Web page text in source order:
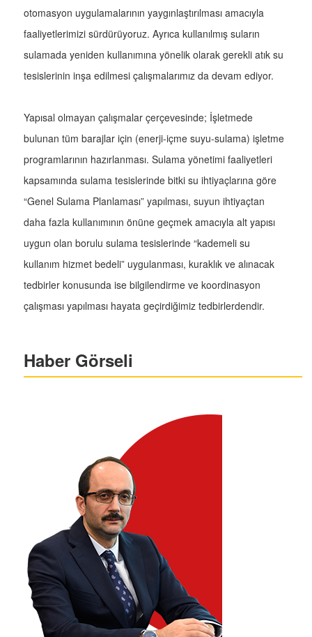
otomasyon uygulamalarının yaygınlaştırılması amacıyla
faaliyetlerimizi sürdürüyoruz. Ayrıca kullanılmış suların
sulamada yeniden kullanımına yönelik olarak gerekli atık su
tesislerinin inşa edilmesi çalışmalarımız da devam ediyor.
Yapısal olmayan çalışmalar çerçevesinde; İşletmede
bulunan tüm barajlar için (enerji-içme suyu-sulama) işletme
programlarının hazırlanması. Sulama yönetimi faaliyetleri
kapsamında sulama tesislerinde bitki su ihtiyaçlarına göre
“Genel Sulama Planlaması” yapılması, suyun ihtiyaçtan
daha fazla kullanımının önüne geçmek amacıyla alt yapısı
uygun olan borulu sulama tesislerinde “kademeli su
kullanım hizmet bedeli” uygulanması, kuraklık ve alınacak
tedbirler konusunda ise bilgilendirme ve koordinasyon
çalışması yapılması hayata geçirdiğimiz tedbirlerdendir.
Haber Görseli